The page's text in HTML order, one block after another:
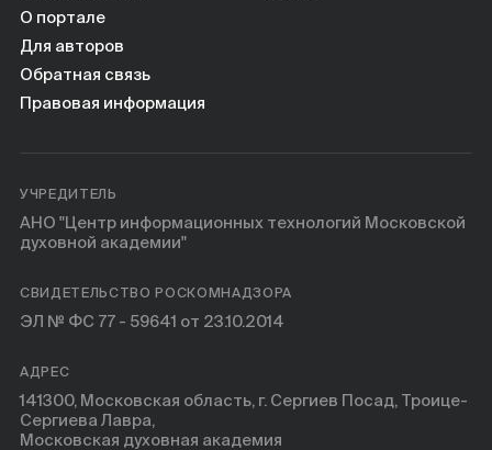
О портале
Для авторов
Обратная связь
Правовая информация
УЧРЕДИТЕЛЬ
АНО "Центр информационных технологий Московской
духовной академии"
СВИДЕТЕЛЬСТВО РОСКОМНАДЗОРА
ЭЛ № ФС 77 - 59641 от 23.10.2014
АДРЕС
141300, Московская область, г. Сергиев Посад, Троице-
Сергиева Лавра,
Московская духовная академия